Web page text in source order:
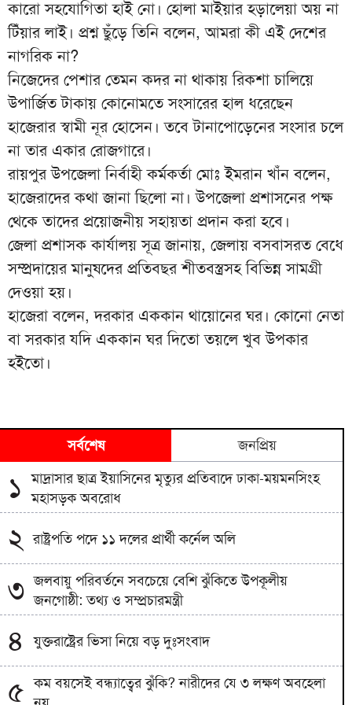
কারো সহযোগিতা হাই নো। হোলা মাইয়ার হড়ালেয়া অয় না
টিঁয়ার লাই। প্রশ্ন ছুঁড়ে তিনি বলেন, আমরা কী এই দেশের
নাগরিক না?
নিজেদের পেশার তেমন কদর না থাকায় রিকশা চালিয়ে
উপার্জিত টাকায় কোনোমতে সংসারের হাল ধরেছেন
হাজেরার স্বামী নূর হোসেন। তবে টানাপোড়েনের সংসার চলে
না তার একার রোজগারে।
রায়পুর উপজেলা নির্বাহী কর্মকর্তা মোঃ ইমরান খাঁন বলেন,
হাজেরাদের কথা জানা ছিলো না। উপজেলা প্রশাসনের পক্ষ
থেকে তাদের প্রয়োজনীয় সহায়তা প্রদান করা হবে।
জেলা প্রশাসক কার্যালয় সূত্র জানায়, জেলায় বসবাসরত বেধে
সম্প্রদায়ের মানুষদের প্রতিবছর শীতবস্ত্রসহ বিভিন্ন সামগ্রী
দেওয়া হয়।
হাজেরা বলেন, দরকার এককান থায়োনের ঘর। কোনো নেতা
বা সরকার যদি এককান ঘর দিতো তয়লে খুব উপকার
হইতো।
সর্বশেষ জনপ্রিয়
১ মাদ্রাসার ছাত্র ইয়াসিনের মৃত্যুর প্রতিবাদে ঢাকা-ময়মনসিংহ
মহাসড়ক অবরোধ
২ রাষ্ট্রপতি পদে ১১ দলের প্রার্থী কর্নেল অলি
৩ জলবায়ু পরিবর্তনে সবচেয়ে বেশি ঝুঁকিতে উপকূলীয়
জনগোষ্ঠী: তথ্য ও সম্প্রচারমন্ত্রী
৪ যুক্তরাষ্ট্রের ভিসা নিয়ে বড় দুঃসংবাদ
৫ কম বয়সেই বন্ধ্যাত্বের ঝুঁকি? নারীদের যে ৩ লক্ষণ অবহেলা